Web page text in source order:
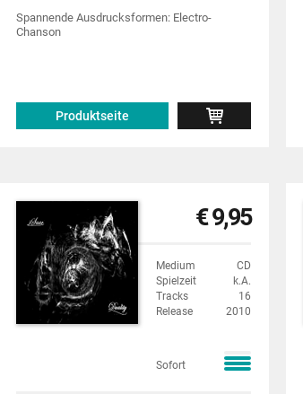
Spannende Ausdrucksformen: Electro-
Chanson
Produktseite
€ 9,95
Medium
CD
Spielzeit
k.A.
Tracks
16
Release
2010
Sofort